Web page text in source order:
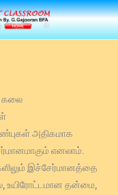
கலை
அதிகமாக
எனலாம்.
இச்சேர்மானத்தை
உயிரோட்டமான தன்மை,